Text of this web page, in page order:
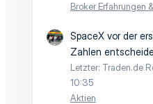
Broker Erfahrungen
SpaceX vor der
Zahlen
Letzter: Traden.de
10:35
Aktien